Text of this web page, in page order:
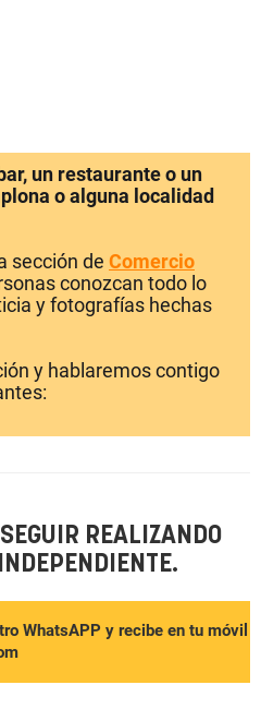
un restaurante o un
o alguna localidad
sección de Comercio
conozcan todo lo
y fotografías hechas
y hablaremos contigo
REALIZANDO
WhatsAPP y recibe en tu móvil